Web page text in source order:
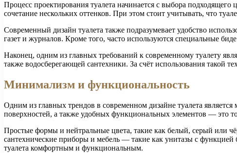
Процесс проектирования туалета начинается с выбора
сочетание нескольких оттенков. При этом стоит учитывать, что
Современный дизайн туалета также подразумевает удобство
газет и журналов. Кроме того, часто используются специальные
Наконец, одним из главных требований к современному туалету
также водосберегающей сантехники. За счёт использования такой
Минимализм и функциональность
Одним из главных трендов в современном дизайне туалета
поверхностей, а также удобных функциональных элементов — это
Простые формы и нейтральные цвета, такие как белый, серый или
сантехнические приборы и мебель — такие как унитазы с
туалета комфортным и функциональным.